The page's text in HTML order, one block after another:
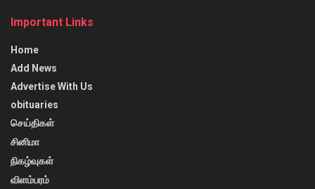
Important Links
Home
Add News
Advertise With Us
obituaries
செய்திகள்
சினிமா
நிகழ்வுகள்
விளம்பரம்